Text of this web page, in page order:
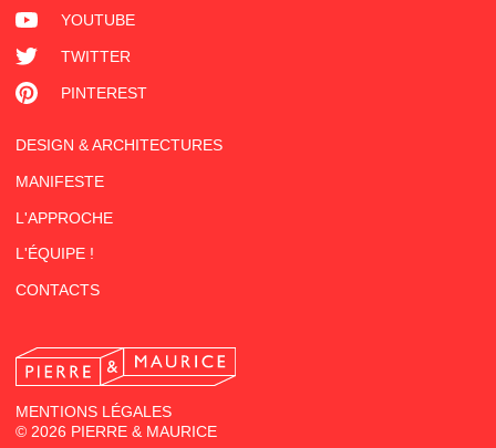
MENTIONS LÉGALES
© 2026 PIERRE & MAURICE
DESIGN & ARCHITECTURES
MANIFESTE
L'APPROCHE
L'ÉQUIPE !
CONTACTS
YOUTUBE
TWITTER
PINTEREST